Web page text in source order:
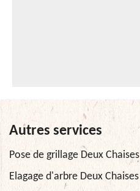
Autres services
Pose de grillage Deux Chaises
Elagage d'arbre Deux Chaises